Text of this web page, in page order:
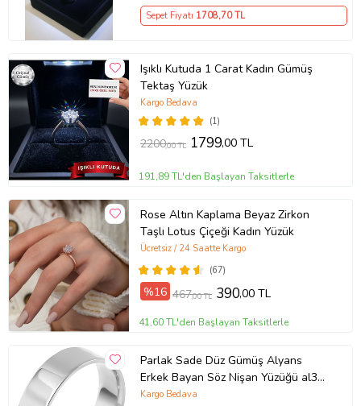
Sepet Fiyatı 1708,70 TL
Işıklı Kutuda 1 Carat Kadın Gümüş
Tektaş Yüzük
(1)
Kargo Bedava
2200,00 TL 1799,00 TL
191,89 TL'den Başlayan Taksitlerle
Rose Altın Kaplama Beyaz Zirkon
Taşlı Lotus Çiçeği Kadın Yüzük
(67)
Ücretsiz / 24 Saatte Kargo
%16 467,00 TL 390,00 TL
41,60 TL'den Başlayan Taksitlerle
Parlak Sade Düz Gümüş Alyans
Erkek Bayan Söz Nişan Yüzüğü al38-
2
Kargo Bedava